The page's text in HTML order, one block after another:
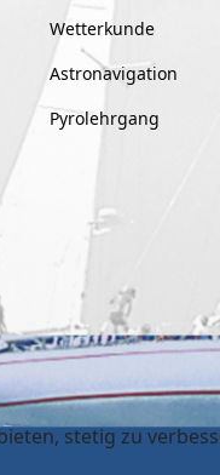
Wetterkunde
Astronavigation
Pyrolehrgang
stetig zu